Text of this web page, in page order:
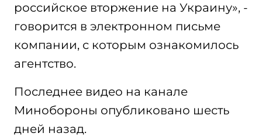
российское вторжение на Украину», -
говорится в электронном письме
компании, с которым ознакомилось
агентство.
Последнее видео на канале
Минобороны опубликовано шесть
дней назад.